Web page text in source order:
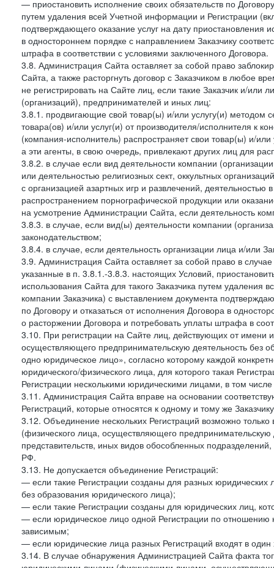
— приостановить исполнение своих обязательств по
путем удаления всей Учетной информации и Регистрации
подтверждающего оказание услуг на дату приостановления
в одностороннем порядке с направлением Заказчику
штрафа в соответствии с условиями заключенного Договора.
3.8. Администрация Сайта оставляет за собой право
Сайта, а также расторгнуть договор с Заказчиком в любое
не регистрировать на Сайте лиц, если такие Заказчик и/
(организаций), предпринимателей и иных лиц:
3.8.1. продвигающие свой товар(ы) и/или услугу(и) методом
товара(ов) и/или услуг(и) от производителя/исполнителя к
(компания-исполнитель) распространяет свои товар(ы) и/
а эти агенты, в свою очередь, привлекают других лиц для
3.8.2. в случае если вид деятельности компании
или деятельностью религиозных сект, оккультных
с организацией азартных игр и развлечений,
распространением порнографической продукции или
на усмотрение Администрации Сайта, если деятельность
3.8.3. в случае, если вид(ы) деятельности компании
законодательством;
3.8.4. в случае, если деятельность организации лица и/или
3.9. Администрация Сайта оставляет за собой право в
указанные в п. 3.8.1.-3.8.3. настоящих Условий,
использования Сайта для такого Заказчика путем
компании Заказчика) с выставлением документа
по Договору и отказаться от исполнения Договора в
о расторжении Договора и потребовать уплаты штрафа в
3.10. При регистрации на Сайте лиц, действующих от имени
осуществляющего предпринимательскую деятельность без
одно юридическое лицо», согласно которому каждой
юридического/физического лица, для которого такая
Регистрации несколькими юридическими лицами, в том
3.11. Администрация Сайта вправе на основании
Регистраций, которые относятся к одному и тому же
3.12. Объединение нескольких Регистраций возможно
(физического лица, осуществляющего
представительств, иных видов обособленных
РФ.
3.13. Не допускается объединение Регистраций:
— если такие Регистрации созданы для разных
без образования юридического лица);
— если такие Регистрации созданы для юридических лиц,
— если юридическое лицо одной Регистрации по отношению
зависимым;
— если юридические лица разных Регистраций входят в
3.14. В случае обнаружения Администрацией Сайта факта